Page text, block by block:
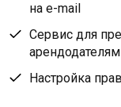
на e-mail
Сервис для
арендодателям
Настройка